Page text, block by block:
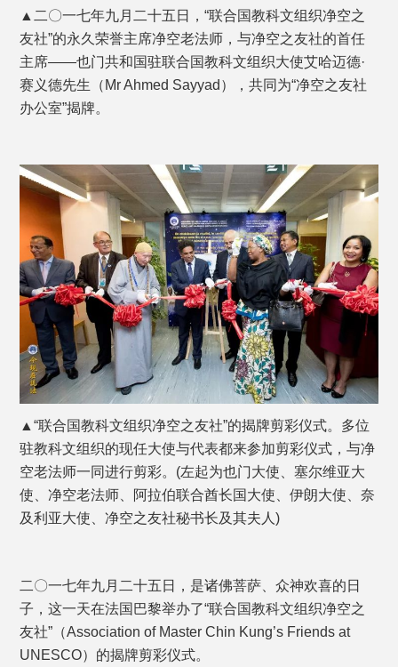
▲二〇一七年九月二十五日，“联合国教科文组织净空之
友社”的永久荣誉主席净空老法师，与净空之友社的首任
主席——也门共和国驻联合国教科文组织大使艾哈迈德·
赛义德先生（Mr Ahmed Sayyad），共同为“净空之友社
办公室”揭牌。
▲“联合国教科文组织净空之友社”的揭牌剪彩仪式。多位
驻教科文组织的现任大使与代表都来参加剪彩仪式，与净
空老法师一同进行剪彩。(左起为也门大使、塞尔维亚大
使、净空老法师、阿拉伯联合酋长国大使、伊朗大使、奈
及利亚大使、净空之友社秘书长及其夫人)
二〇一七年九月二十五日，是诸佛菩萨、众神欢喜的日
子，这一天在法国巴黎举办了“联合国教科文组织净空之
友社”（Association of Master Chin Kung’s Friends at
UNESCO）的揭牌剪彩仪式。